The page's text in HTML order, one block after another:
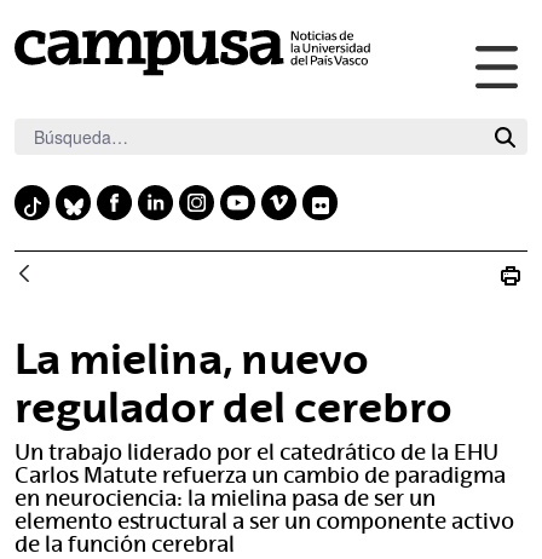
Saltar al contenido principal
T
k
B
k
y
F
o
o
k
L
d
i
n
I
g
r
a
m
Y
b
e
V
F
r
La mielina, nuevo
regulador del cerebro
Un trabajo liderado por el catedrático de la EHU
Carlos Matute refuerza un cambio de paradigma
en neurociencia: la mielina pasa de ser un
elemento estructural a ser un componente activo
de la función cerebral